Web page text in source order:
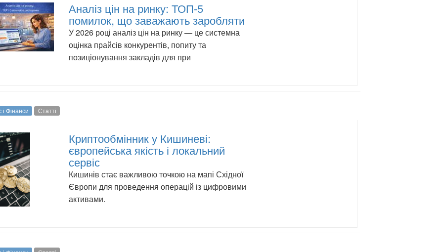
Аналіз цін на ринку: ТОП-5
помилок, що заважають заробляти
У 2026 році аналіз цін на ринку — це системна
оцінка прайсів конкурентів, попиту та
позиціонування закладів для при
і Фінанси Статті
Криптообмінник у Кишиневі:
європейська якість і локальний
сервіс
Кишинів стає важливою точкою на мапі Східної
Європи для проведення операцій із цифровими
активами.